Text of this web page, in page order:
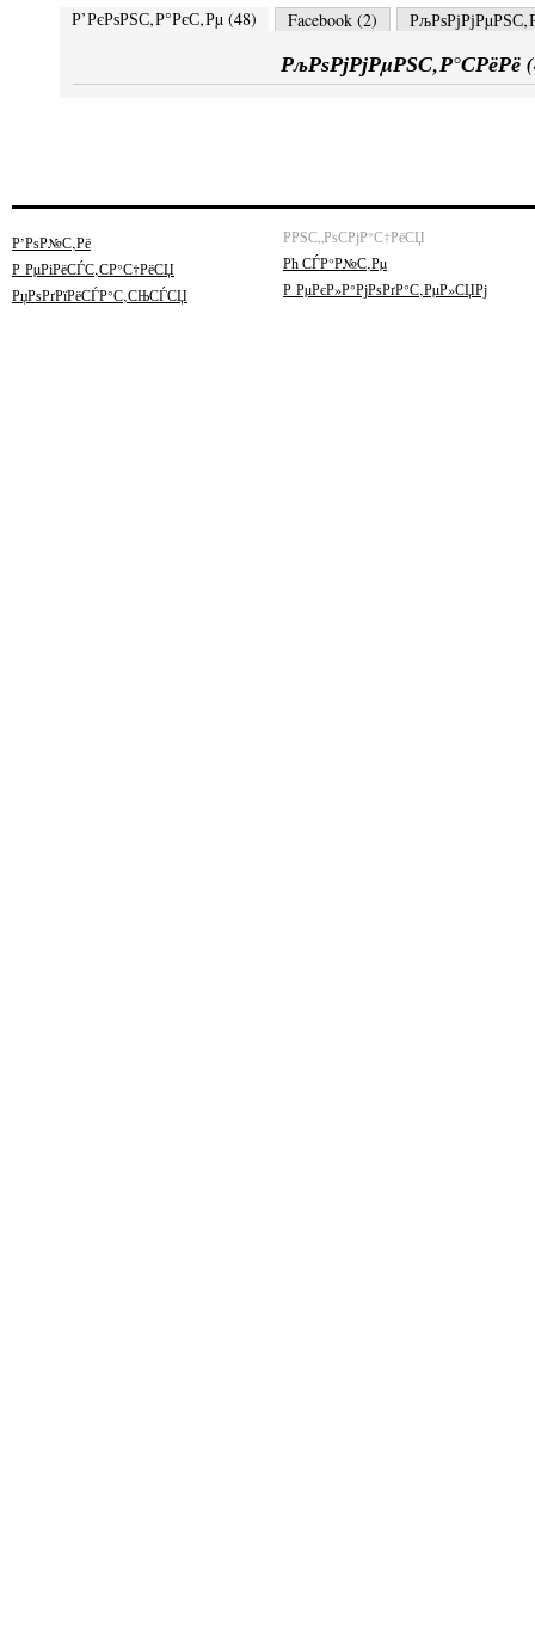
Р’РєРѕРЅС‚Р°РєС‚Рµ (48) Facebook (2)
РљРѕРјРјРµРЅС‚Р°СРёРё (
Р’РѕР№С‚Рё
Р РµРіРёСЃС‚СР°С†РёСЏ
РџРѕРґРїРёСЃР°С‚СЊСЃСЏ
РРЅС„РѕСРјР°С†РёСЏ
Рћ СЃР°Р№С‚Рµ
Р РµРєР»Р°РјРѕРґР°С‚РµР»СЏРј